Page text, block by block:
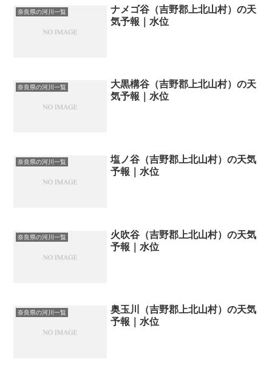
奈良県の河川一覧
ナメゴ谷（吉野郡上北山村）の天
気予報｜水位
奈良県の河川一覧
大黒構谷（吉野郡上北山村）の天
気予報｜水位
奈良県の河川一覧
塩ノ谷（吉野郡上北山村）の天気
予報｜水位
奈良県の河川一覧
火吹谷（吉野郡上北山村）の天気
予報｜水位
奈良県の河川一覧
奥玉川（吉野郡上北山村）の天気
予報｜水位